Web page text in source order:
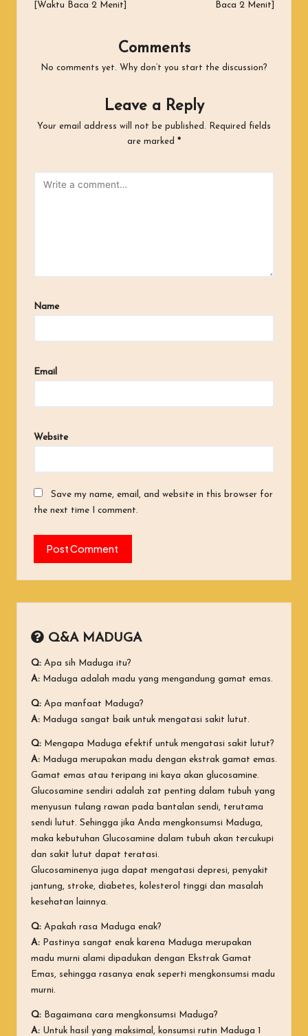
[Waktu Baca 2 Menit] Baca 2 Menit]
Comments
No comments yet. Why don’t you start the discussion?
Leave a Reply
Your email address will not be published.
Required fields
are marked *
Name
Email
Website
Save my name, email, and website in this browser for
the next time I comment.
Q&A MADUGA
Q: Apa sih Maduga itu?
A: Maduga adalah madu yang mengandung gamat emas.
Q: Apa manfaat Maduga?
A: Maduga sangat baik untuk mengatasi sakit lutut.
Q: Mengapa Maduga efektif untuk mengatasi sakit lutut?
A: Maduga merupakan madu dengan ekstrak gamat emas.
Gamat emas atau teripang ini kaya akan glucosamine.
Glucosamine sendiri adalah zat penting dalam tubuh yang
menyusun tulang rawan pada bantalan sendi, terutama
sendi lutut. Sehingga jika Anda mengkonsumsi Maduga,
maka kebutuhan Glucosamine dalam tubuh akan tercukupi
dan sakit lutut dapat teratasi.
Glucosaminenya juga dapat mengatasi depresi, penyakit
jantung, stroke, diabetes, kolesterol tinggi dan masalah
kesehatan lainnya.
Q: Apakah rasa Maduga enak?
A: Pastinya sangat enak karena Maduga merupakan
madu murni alami dipadukan dengan Ekstrak Gamat
Emas, sehingga rasanya enak seperti mengkonsumsi madu
murni.
Q: Bagaimana cara mengkonsumsi Maduga?
A: Untuk hasil yang maksimal, konsumsi rutin Maduga 1